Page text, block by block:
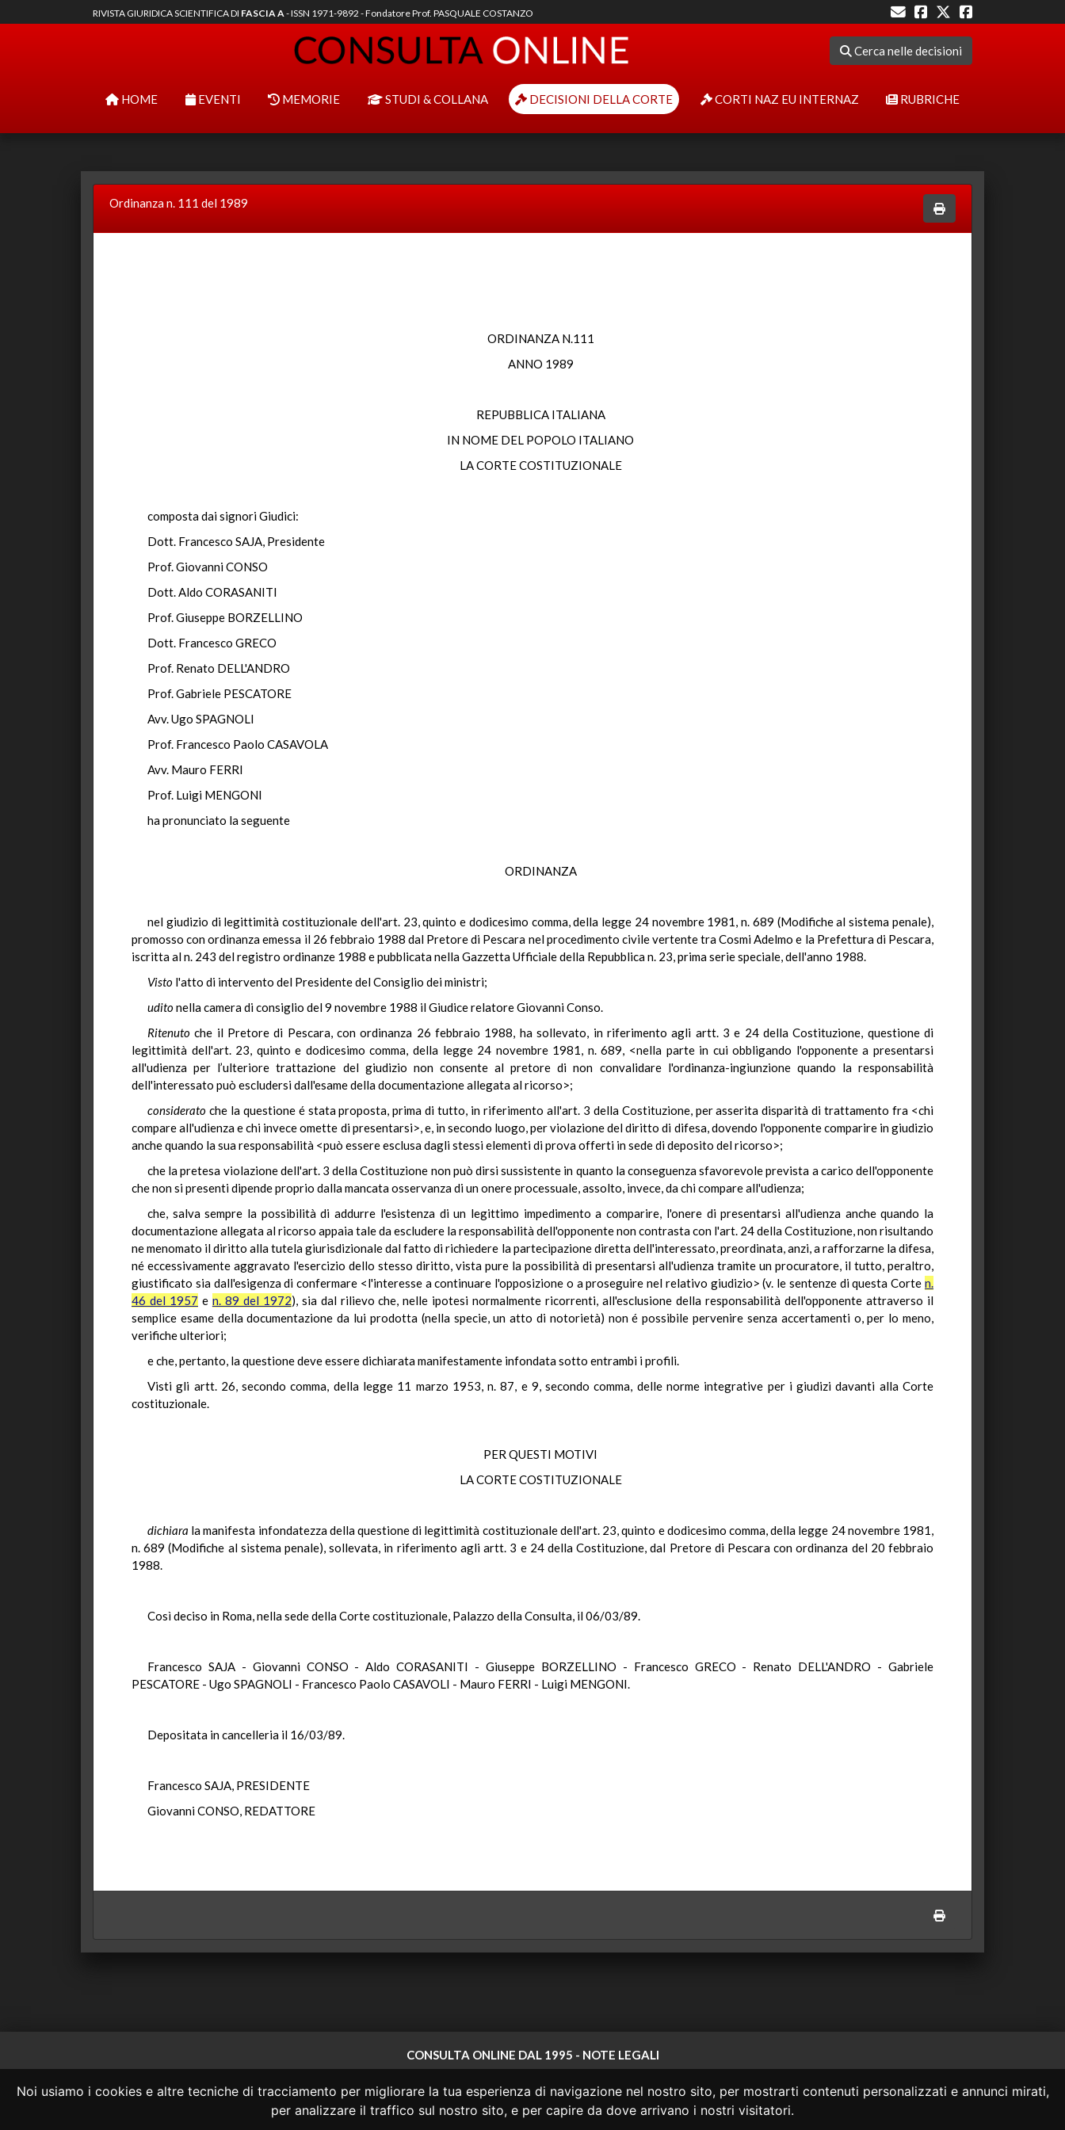
Noi usiamo i cookies e altre tecniche di tracciamento per migliorare la tua esperienza di navigazione nel nostro sito, per mostrarti contenuti personalizzati e annunci mirati,
per analizzare il traffico sul nostro sito, e per capire da dove arrivano i nostri visitatori.
RIVISTA GIURIDICA SCIENTIFICA DI FASCIA A- ISSN 1971-9892 - Fondatore Prof. PASQUALE COSTANZO
Cerca nelle decisioni
HOME EVENTI MEMORIE STUDI & COLLANA DECISIONI DELLA CORTE CORTI NAZ EU INTERNAZ RUBRICHE
Ordinanza n. 111 del 1989
ORDINANZA N.111
ANNO 1989
REPUBBLICA ITALIANA
IN NOME DEL POPOLO ITALIANO
LA CORTE COSTITUZIONALE
composta dai signori Giudici:
Dott. Francesco SAJA, Presidente
Prof. Giovanni CONSO
Dott. Aldo CORASANITI
Prof. Giuseppe BORZELLINO
Dott. Francesco GRECO
Prof. Renato DELL'ANDRO
Prof. Gabriele PESCATORE
Avv. Ugo SPAGNOLI
Prof. Francesco Paolo CASAVOLA
Avv. Mauro FERRI
Prof. Luigi MENGONI
ha pronunciato la seguente
ORDINANZA
nel giudizio di legittimità costituzionale dell'art. 23, quinto e dodicesimo comma, della legge 24 novembre 1981, n. 689 (Modifiche al sistema penale),
promosso con ordinanza emessa il 26 febbraio 1988 dal Pretore di Pescara nel procedimento civile vertente tra Cosmi Adelmo e la Prefettura di Pescara,
iscritta al n. 243 del registro ordinanze 1988 e pubblicata nella Gazzetta Ufficiale della Repubblica n. 23, prima serie speciale, dell'anno 1988.
Visto l'atto di intervento del Presidente del Consiglio dei ministri;
uditonella camera di consiglio del 9 novembre 1988 il Giudice relatore Giovanni Conso.
Ritenuto che il Pretore di Pescara, con ordinanza 26 febbraio 1988, ha sollevato, in riferimento agli artt. 3 e 24 della Costituzione, questione di
legittimità dell'art. 23, quinto e dodicesimo comma, della legge 24 novembre 1981, n. 689, <nella parte in cui obbligando l'opponente a presentarsi
all'udienza per l’ulteriore trattazione del giudizio non consente al pretore di non convalidare l'ordinanza-ingiunzione quando la responsabilità
dell'interessato può escludersi dall'esame della documentazione allegata al ricorso>;
considerato che la questione é stata proposta, prima di tutto, in riferimento all'art. 3 della Costituzione, per asserita disparità di trattamento fra <chi
compare all'udienza e chi invece omette di presentarsi>, e, in secondo luogo, per violazione del diritto di difesa, dovendo l'opponente comparire in giudizio
anche quando la sua responsabilità <può essere esclusa dagli stessi elementi di prova offerti in sede di deposito del ricorso>;
che la pretesa violazione dell'art. 3 della Costituzione non può dirsi sussistente in quanto la conseguenza sfavorevole prevista a carico dell'opponente
che non si presenti dipende proprio dalla mancata osservanza di un onere processuale, assolto, invece, da chi compare all'udienza;
che, salva sempre la possibilità di addurre l'esistenza di un legittimo impedimento a comparire, l'onere di presentarsi all'udienza anche quando la
documentazione allegata al ricorso appaia tale da escludere la responsabilità dell'opponente non contrasta con l'art. 24 della Costituzione, non risultando
ne menomato il diritto alla tutela giurisdizionale dal fatto di richiedere la partecipazione diretta dell'interessato, preordinata, anzi, a rafforzarne la difesa,
né eccessivamente aggravato l'esercizio dello stesso diritto, vista pure la possibilità di presentarsi all'udienza tramite un procuratore, il tutto, peraltro,
giustificato sia dall'esigenza di confermare <l'interesse a continuare l'opposizione o a proseguire nel relativo giudizio> (v. le sentenze di questa Corte n.
46 del 1957 e n. 89 del 1972), sia dal rilievo che, nelle ipotesi normalmente ricorrenti, all'esclusione della responsabilità dell'opponente attraverso il
semplice esame della documentazione da lui prodotta (nella specie, un atto di notorietà) non é possibile pervenire senza accertamenti o, per lo meno,
verifiche ulteriori;
e che, pertanto, la questione deve essere dichiarata manifestamente infondata sotto entrambi i profili.
Visti gli artt. 26, secondo comma, della legge 11 marzo 1953, n. 87, e 9, secondo comma, delle norme integrative per i giudizi davanti alla Corte
costituzionale.
PER QUESTI MOTIVI
LA CORTE COSTITUZIONALE
dichiara la manifesta infondatezza della questione di legittimità costituzionale dell'art. 23, quinto e dodicesimo comma, della legge 24 novembre 1981,
n. 689 (Modifiche al sistema penale), sollevata, in riferimento agli artt. 3 e 24 della Costituzione, dal Pretore di Pescara con ordinanza del 20 febbraio
1988.
Così deciso in Roma, nella sede della Corte costituzionale, Palazzo della Consulta, il 06/03/89.
Francesco SAJA - Giovanni CONSO - Aldo CORASANITI - Giuseppe BORZELLINO - Francesco GRECO - Renato DELL'ANDRO - Gabriele
PESCATORE - Ugo SPAGNOLI - Francesco Paolo CASAVOLI - Mauro FERRI - Luigi MENGONI.
Depositata in cancelleria il 16/03/89.
Francesco SAJA, PRESIDENTE
Giovanni CONSO, REDATTORE
CONSULTA ONLINE DAL 1995 - NOTE LEGALI
Consulta OnLine non ha prodotto e non è responsabile per i contenuti e le informazioni legali di siti collegati.
La consultazione di questi o del materiale contenuto nel sito non costituisce una relazione di consulenza legale.